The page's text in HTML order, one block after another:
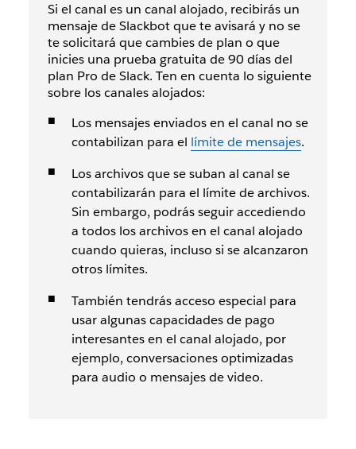
Si el canal es un canal alojado, recibirás un
mensaje de Slackbot que te avisará y no se
te solicitará que cambies de plan o que
inicies una prueba gratuita de 90 días del
plan Pro de Slack. Ten en cuenta lo siguiente
sobre los canales alojados:
Los mensajes enviados en el canal no se
contabilizan para el límite de mensajes.
Los archivos que se suban al canal se
contabilizarán para el límite de archivos.
Sin embargo, podrás seguir accediendo
a todos los archivos en el canal alojado
cuando quieras, incluso si se alcanzaron
otros límites.
También tendrás acceso especial para
usar algunas capacidades de pago
interesantes en el canal alojado, por
ejemplo, conversaciones optimizadas
para audio o mensajes de video.